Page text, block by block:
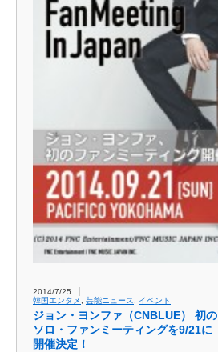
2014/7/25
韓国エンタメ , 芸能ニュース, イベント
ジョ​ン・ヨンファ（CNB​LUE） 初の
ソロ・ファンミー​ティングを9/21に​
開催決定！